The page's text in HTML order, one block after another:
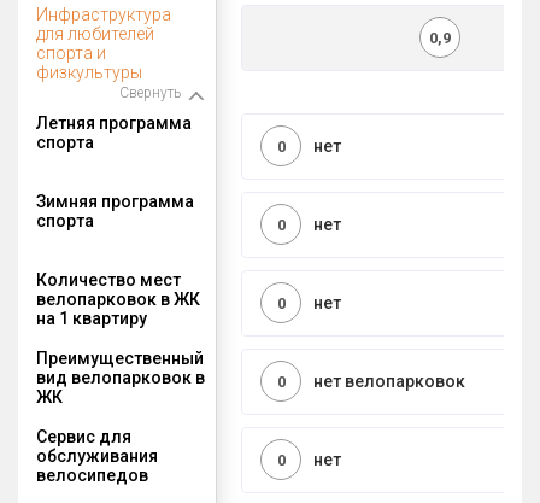
Инфраструктура
для любителей
спорта и
физкультуры
Свернуть
0,9
Летняя программа
спорта
нет
0
Зимняя программа
спорта
нет
0
Количество мест
велопарковок в ЖК
на 1 квартиру
нет
0
Преимущественный
вид велопарковок в
ЖК
нет велопарковок
0
Сервис для
обслуживания
велосипедов
нет
0